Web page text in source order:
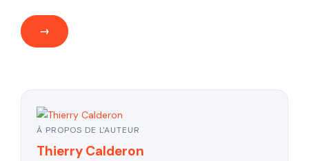
À PROPOS DE L'AUTEUR
Thierry Calderon